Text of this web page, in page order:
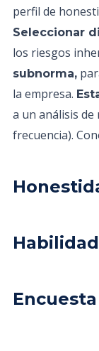
perfil de
Seleccionar
los riesgos
subnorma,
la empresa.
a un análisis
frecuencia).